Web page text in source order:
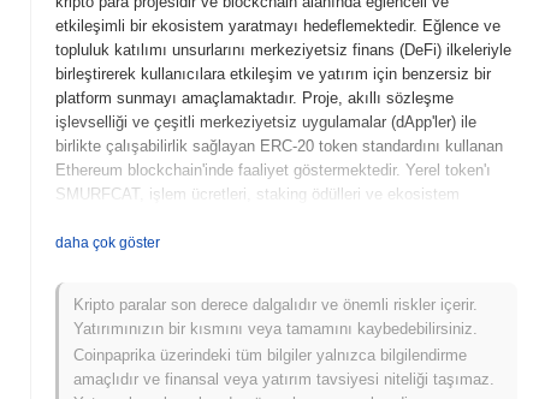
etkileşimli bir ekosistem yaratmayı hedeflemektedir. Eğlence ve
topluluk katılımı unsurlarını merkeziyetsiz finans (DeFi) ilkeleriyle
birleştirerek kullanıcılara etkileşim ve yatırım için benzersiz bir
platform sunmayı amaçlamaktadır. Proje, akıllı sözleşme
işlevselliği ve çeşitli merkeziyetsiz uygulamalar (dApp'ler) ile
birlikte çalışabilirlik sağlayan ERC-20 token standardını kullanan
Ethereum blockchain'inde faaliyet göstermektedir. Yerel token'ı
SMURFCAT, işlem ücretleri, staking ödülleri ve ekosistem
etmektedir. Gerçek Smurf Kedi, topluluk odaklı girişimlere ve
meraklılarına hem de sıradan kullanıcılara hitap etmektedir. Bu
ayırt edici yaklaşım, onu blockchain projeleri arasında dikkat
çekici bir oyuncu haline getirerek, eğlence ve katılımı geleneksel
finansal faydalarla bir araya getirmektedir.
daha çok göster
Kripto paralar son derece dalgalıdır ve önemli riskler içerir.
Yatırımınızın bir kısmını veya tamamını kaybedebilirsiniz.
Coinpaprika üzerindeki tüm bilgiler yalnızca bilgilendirme
amaçlıdır ve finansal veya yatırım tavsiyesi niteliği taşımaz.